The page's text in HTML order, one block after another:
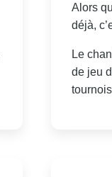
Alors
déjà,
Le
de jeu